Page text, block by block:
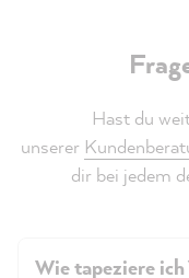
Hast du
unserer
dir bei jedem
Wie tapeziere